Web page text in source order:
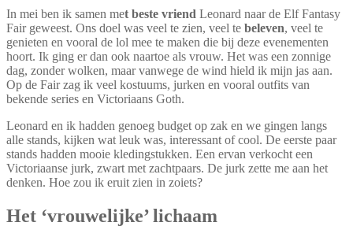
Overslaan
In mei ben ik samen met beste vriend Leonard naar de Elf Fantasy
Fair geweest. Ons doel was veel te zien, veel te beleven, veel te
genieten en vooral de lol mee te maken die bij deze evenementen
hoort. Ik ging er dan ook naartoe als vrouw. Het was een zonnige
dag, zonder wolken, maar vanwege de wind hield ik mijn jas aan.
Op de Fair zag ik veel kostuums, jurken en vooral outfits van
bekende series en Victoriaans Goth.
Leonard en ik hadden genoeg budget op zak en we gingen langs
alle stands, kijken wat leuk was, interessant of cool. De eerste paar
stands hadden mooie kledingstukken. Een ervan verkocht een
Victoriaanse jurk, zwart met zachtpaars. De jurk zette me aan het
denken. Hoe zou ik eruit zien in zoiets?
Het ‘vrouwelijke’ lichaam